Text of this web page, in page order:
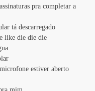
pra completar a
tá descarregado
like die die die
estiver aberto